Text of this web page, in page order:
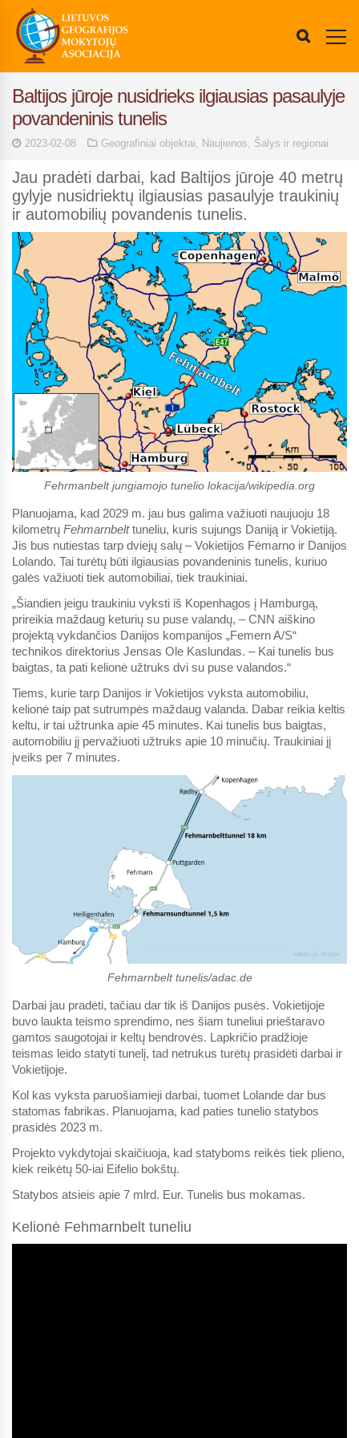
Baltijos jūroje nusidrieks ilgiausias pasaulyje
povandeninis tunelis
2023-02-08 Geografiniai objektai, Naujienos, Šalys ir regionai
Jau pradėti darbai, kad Baltijos jūroje 40 metrų
gylyje nusidriektų ilgiausias pasaulyje traukinių
ir automobilių povandenis tunelis.
Fehrmanbelt jungiamojo tunelio lokacija/wikipedia.org
Planuojama, kad 2029 m. jau bus galima važiuoti naujuoju 18
kilometrų Fehmarnbelttuneliu, kuris sujungs Daniją ir Vokietiją.
Jis bus nutiestas tarp dviejų salų – Vokietijos Fėmarno ir Danijos
Lolando. Tai turėtų būti ilgiausias povandeninis tunelis, kuriuo
galės važiuoti tiek automobiliai, tiek traukiniai.
„Šiandien jeigu traukiniu vyksti iš Kopenhagos į Hamburgą,
prireikia maždaug keturių su puse valandų, – CNN aiškino
projektą vykdančios Danijos kompanijos „Femern A/S“
technikos direktorius Jensas Ole Kaslundas. – Kai tunelis bus
baigtas, ta pati kelionė užtruks dvi su puse valandos.“
Tiems, kurie tarp Danijos ir Vokietijos vyksta automobiliu,
kelionė taip pat sutrumpės maždaug valanda. Dabar reikia keltis
keltu, ir tai užtrunka apie 45 minutes. Kai tunelis bus baigtas,
automobiliu jį pervažiuoti užtruks apie 10 minučių. Traukiniai jį
įveiks per 7 minutes.
Fehmarnbelt tunelis/adac.de
Darbai jau pradėti, tačiau dar tik iš Danijos pusės. Vokietijoje
buvo laukta teismo sprendimo, nes šiam tuneliui prieštaravo
gamtos saugotojai ir keltų bendrovės. Lapkričio pradžioje
teismas leido statyti tunelį, tad netrukus turėtų prasidėti darbai ir
Vokietijoje.
Kol kas vyksta paruošiamieji darbai, tuomet Lolande dar bus
statomas fabrikas. Planuojama, kad paties tunelio statybos
prasidės 2023 m.
Projekto vykdytojai skaičiuoja, kad statyboms reikės tiek plieno,
kiek reikėtų 50-iai Eifelio bokštų.
Statybos atsieis apie 7 mlrd. Eur. Tunelis bus mokamas.
Kelionė Fehmarnbelt tuneliu